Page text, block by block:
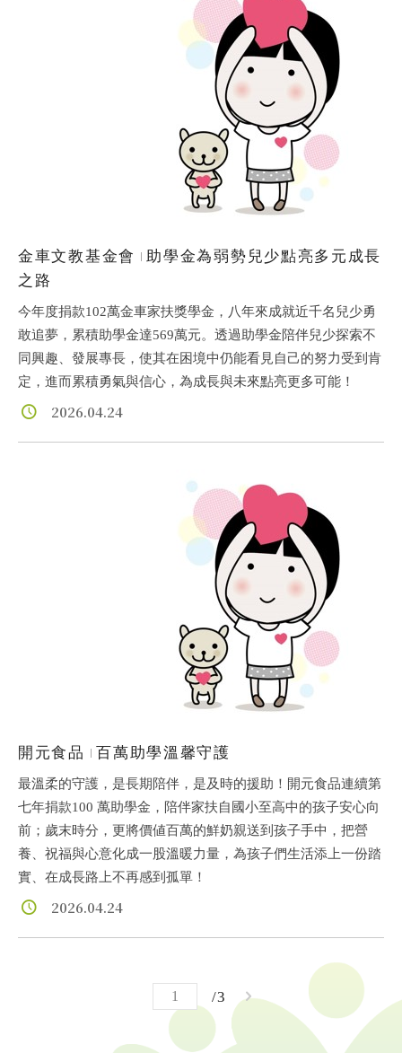
全文檢索
熱門關鍵字
用愛包圍 公益 義賣品
兒童保護
金車文教基金會 助學金為弱勢兒少點亮多元成長
之路
今年度捐款102萬金車家扶獎學金，八年來成就近千名兒少勇
敢追夢，累積助學金達569萬元。透過助學金陪伴兒少探索不
同興趣、發展專長，使其在困境中仍能看見自己的努力受到肯
定，進而累積勇氣與信心，為成長與未來點亮更多可能！
2026.04.24
開元食品 百萬助學溫馨守護
最溫柔的守護，是長期陪伴，是及時的援助！開元食品連續第
七年捐款100 萬助學金，陪伴家扶自國小至高中的孩子安心向
前；歲末時分，更將價値百萬的鮮奶親送到孩子手中，把營
養、祝福與心意化成一股溫暖力量，為孩子們生活添上一份踏
實、在成長路上不再感到孤單！
2026.04.24
3